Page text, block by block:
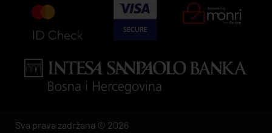
Sva prava zadržana © 2026